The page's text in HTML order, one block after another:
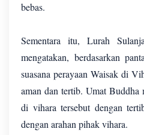
bebas.
Sementara itu, Lurah
mengatakan, berdasarkan
suasana perayaan Waisak di
aman dan tertib. Umat Buddha
di vihara tersebut dengan
dengan arahan pihak vihara.